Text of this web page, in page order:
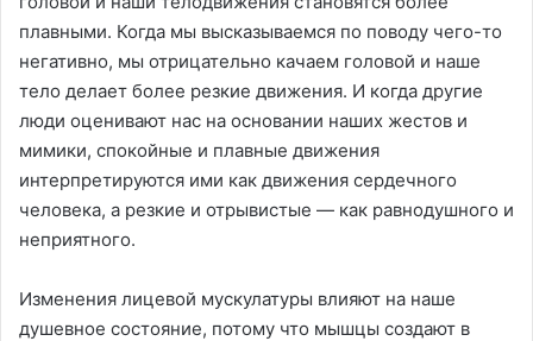
плавными. Когда мы высказываемся по поводу чего-то
негативно, мы отрицательно качаем головой и наше
тело делает более резкие движения. И когда другие
люди оценивают нас на основании наших жестов и
мимики, спокойные и плавные движения
интерпретируются ими как движения сердечного
человека, а резкие и отрывистые — как равнодушного и
неприятного.
Изменения лицевой мускулатуры влияют на наше
душевное состояние, потому что мышцы создают в